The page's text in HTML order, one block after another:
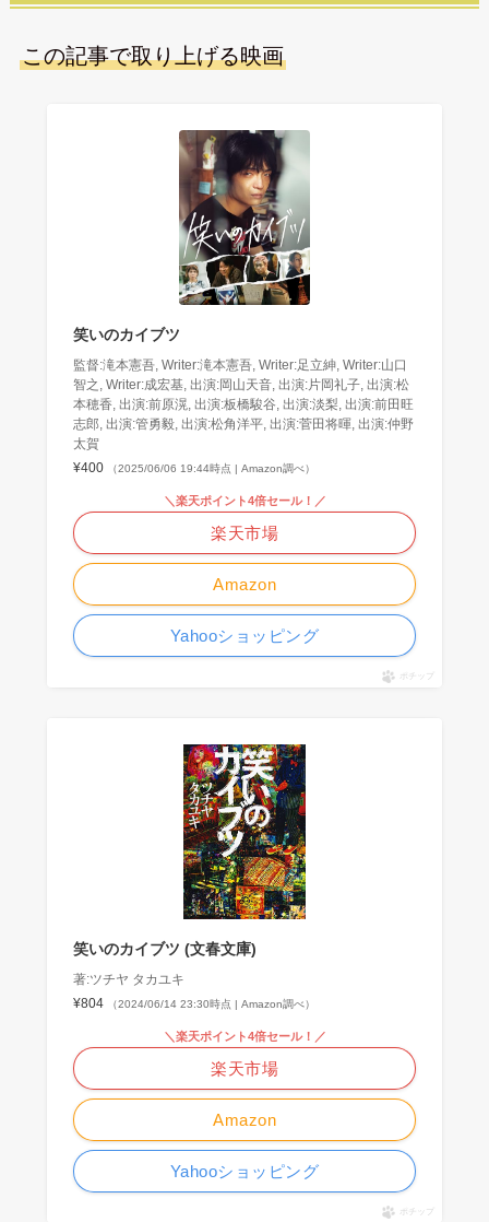
この記事で取り上げる映画
笑いのカイブツ
監督:滝本憲吾, Writer:滝本憲吾, Writer:足立紳, Writer:山口
智之, Writer:成宏基, 出演:岡山天音, 出演:片岡礼子, 出演:松
本穂香, 出演:前原滉, 出演:板橋駿谷, 出演:淡梨, 出演:前田旺
志郎, 出演:管勇毅, 出演:松角洋平, 出演:菅田将暉, 出演:仲野
太賀
¥400
（2025/06/06 19:44時点 | Amazon調べ）
Amazon
＼楽天ポイント4倍セール！／
楽天市場
Yahooショッピング
ポチップ
笑いのカイブツ (文春文庫)
著:ツチヤ タカユキ
¥804
（2024/06/14 23:30時点 | Amazon調べ）
Amazon
＼楽天ポイント4倍セール！／
楽天市場
Yahooショッピング
ポチップ